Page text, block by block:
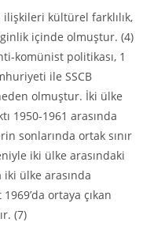
ilişkileri kültürel farklılık,
içinde olmuştur. (4)
komünist politikası, 1
ile SSCB
olmuştur. İki ülke
1950-1961 arasında
sonlarında ortak sınır
iki ülke arasındaki
ülke arasında
ortaya çıkan
(7)